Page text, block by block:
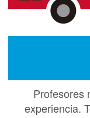
Profesores
experiencia.